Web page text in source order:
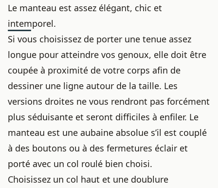
Le manteau est assez élégant, chic et
intemporel.
Si vous choisissez de porter une tenue assez
longue pour atteindre vos genoux, elle doit être
coupée à proximité de votre corps afin de
dessiner une ligne autour de la taille. Les
versions droites ne vous rendront pas forcément
plus séduisante et seront difficiles à enfiler. Le
manteau est une aubaine absolue s’il est couplé
à des boutons ou à des fermetures éclair et
porté avec un col roulé bien choisi.
Choisissez un col haut et une doublure